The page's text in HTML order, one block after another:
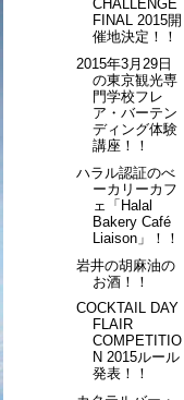
CHALLENGE
FINAL 2015開
催地決定！！
2015年3月29日
の東京観光専
門学校フレ
ア・バーテン
ディング体験
講座！！
ハラル認証のべ
ーカリーカフ
ェ「Halal
Bakery Café
Liaison」！！
岩井の胡麻油の
お酒！！
COCKTAIL DAY
FLAIR
COMPETITIO
N 2015ルール
発表！！